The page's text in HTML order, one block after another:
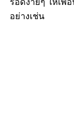
รอดง่ายๆ ให้เพื่
อย่างเช่น